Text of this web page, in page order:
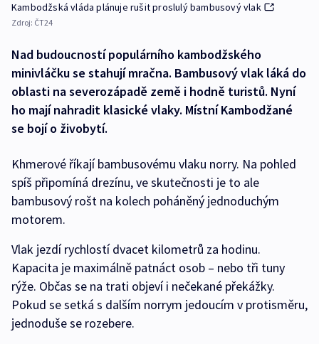
Kambodžská vláda plánuje rušit proslulý bambusový vlak
Zdroj: ČT24
Nad budoucností populárního kambodžského
minivláčku se stahují mračna. Bambusový vlak láká do
oblasti na severozápadě země i hodně turistů. Nyní
ho mají nahradit klasické vlaky. Místní Kambodžané
se bojí o živobytí.
Khmerové říkají bambusovému vlaku norry. Na pohled
spíš připomíná drezínu, ve skutečnosti je to ale
bambusový rošt na kolech poháněný jednoduchým
motorem.
Vlak jezdí rychlostí dvacet kilometrů za hodinu.
Kapacita je maximálně patnáct osob – nebo tři tuny
rýže. Občas se na trati objeví i nečekané překážky.
Pokud se setká s dalším norrym jedoucím v protisměru,
jednoduše se rozebere.